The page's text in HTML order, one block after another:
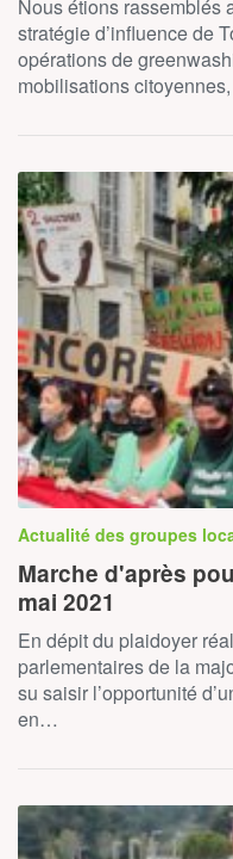
Nous étions rassemblés
stratégie d’influence de
opérations de
mobilisations
Actualité des groupes
Marche d'après
mai 2021
En dépit du plaidoyer
parlementaires de la
su saisir l’opportunité
en…